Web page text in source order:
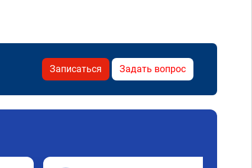
Записаться Задать вопрос